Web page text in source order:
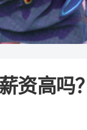
资高吗？